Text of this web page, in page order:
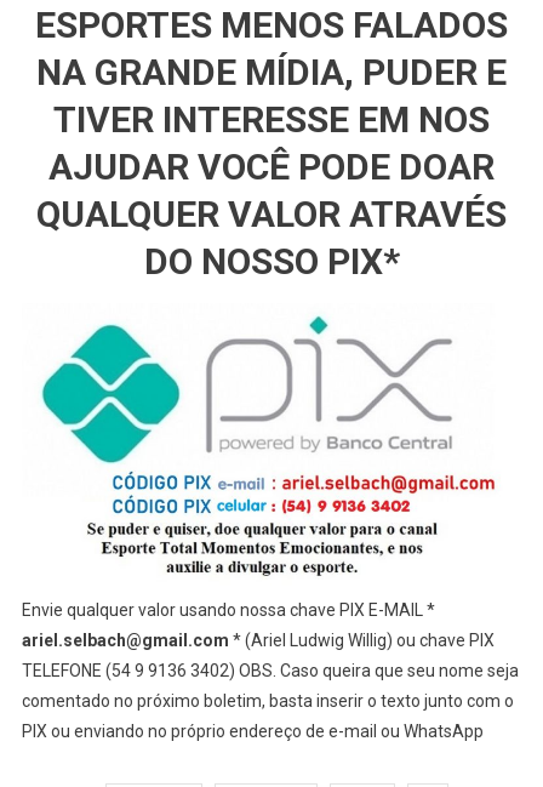
ESPORTES MENOS FALADOS
NA GRANDE MÍDIA, PUDER E
TIVER INTERESSE EM NOS
AJUDAR VOCÊ PODE DOAR
QUALQUER VALOR ATRAVÉS
DO NOSSO PIX*
Envie qualquer valor usando nossa chave PIX E-MAIL *
ariel.selbach@gmail.com * (Ariel Ludwig Willig) ou chave PIX
TELEFONE (54 9 9136 3402) OBS. Caso queira que seu nome seja
comentado no próximo boletim, basta inserir o texto junto com o
PIX ou enviando no próprio endereço de e-mail ou WhatsApp